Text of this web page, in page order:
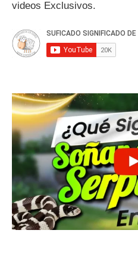
videos Exclusivos.